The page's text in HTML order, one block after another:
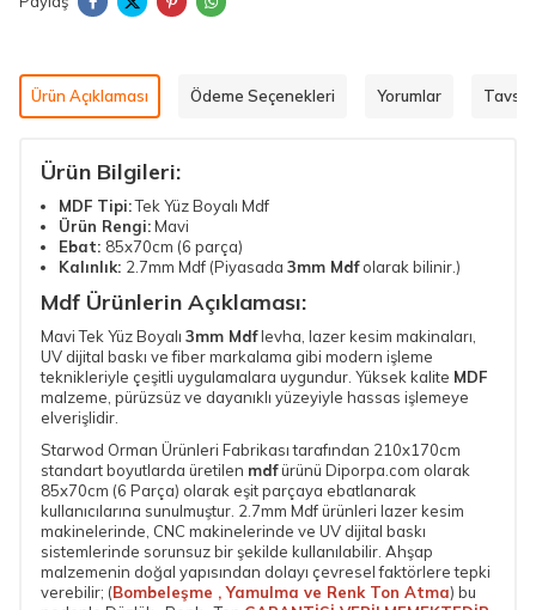
Ürün Açıklaması Ödeme Seçenekleri Yorumlar
Ürün Bilgileri:
MDF Tipi:Tek Yüz Boyalı Mdf
Ürün Rengi:Mavi
Ebat: 85x70cm (6 parça)
Kalınlık: 2.7mm Mdf (Piyasada 3mm Mdfolarak bilinir.)
Mdf Ürünlerin Açıklaması:
Mavi Tek Yüz Boyalı 3mm Mdflevha, lazer kesim makinaları
UV dijital baskı vefiber markalama gibi modern işleme
teknikleriyle çeşitli uygulamalara uygundur. Yüksek kalite MDF
malzeme, pürüzsüz ve dayanıklı yüzeyiyle hassas işlemeye
elverişlidir.
Starwod Orman Ürünleri Fabrikası tarafından 210x170cm
standart boyutlarda üretilen mdfürünü Diporpa.com olarak
85x70cm (6 Parça) olarak eşit parçaya ebatlanarak
kullanıcılarına sunulmuştur. 2.7mm Mdfürünleri lazer kesim
makinelerinde, CNC makinelerinde ve UV dijital baskı
sistemlerinde sorunsuz bir şekilde kullanılabilir. Ahşap
malzemenin doğal yapısından dolayı çevresel faktörlere tepki
verebilir; (Bombeleşme , Yamulma ve Renk Ton Atma) bu